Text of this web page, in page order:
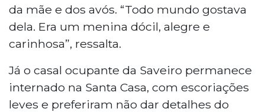
da mãe e dos avós. “Todo mundo gostava
dela. Era um menina dócil, alegre e
carinhosa”, ressalta.
Já o casal ocupante da Saveiro permanece
internado na Santa Casa, com escoriações
leves e preferiram não dar detalhes do